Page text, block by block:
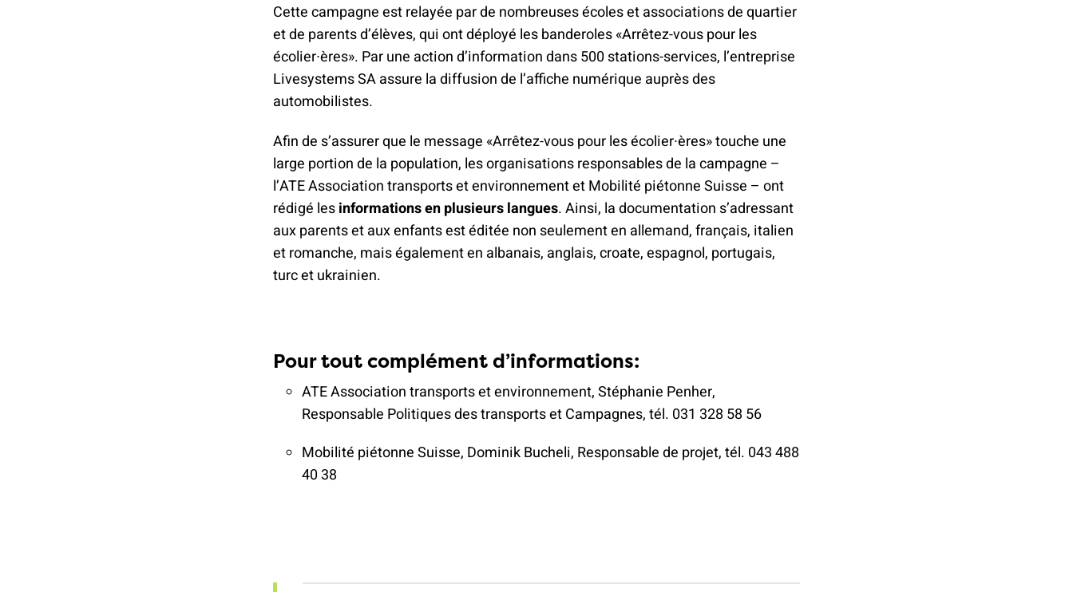
Cette campagne est relayée par de nombreuses écoles et associations de quartier
et de parents d’élèves, qui ont déployé les banderoles «Arrêtez-vous pour les
écolier∙ères». Par une action d’information dans 500 stations-services, l’entreprise
Livesystems SA assure la diffusion de l’affiche numérique auprès des
automobilistes.
Afin de s’assurer que le message «Arrêtez-vous pour les écolier∙ères» touche une
large portion de la population, les organisations responsables de la campagne –
l’ATE Association transports et environnement et Mobilité piétonne Suisse – ont
rédigé lesinformations en plusieurs langues. Ainsi, la documentation s’adressant
aux parents et aux enfants est éditée non seulement en allemand, français, italien
et romanche, mais également en albanais, anglais, croate, espagnol, portugais,
turc et ukrainien.
Pour tout complément d’informations:
ATE Association transports et environnement, Stéphanie Penher,
Responsable Politiques des transports et Campagnes, tél. 031 328 58 56
Mobilité piétonne Suisse, Dominik Bucheli, Responsable de projet, tél. 043 488
40 38